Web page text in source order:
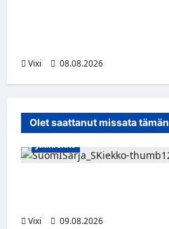
Vixi 08.08.2026
Olet saattanut missata tämän
Jääkiekko
Vixi
09.08.2026